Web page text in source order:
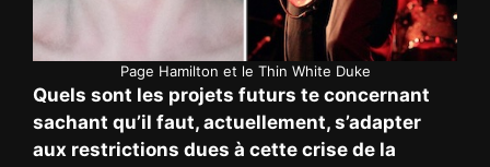
Page Hamilton et le Thin White Duke
Quels sont les projets futurs te concernant
sachant qu’il faut, actuellement, s’adapter
aux restrictions dues à cette crise de la